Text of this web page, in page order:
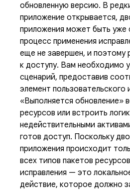
обновленную версию. В
приложение открывается,
приложения может быть уже
процесс применения
еще не завершен, и поэтому
к доступу. Вам необходимо
сценарий, предоставив
элемент пользовательского
«Выполняется обновление»
ресурсов или встроить
недействительными
готов доступ. Поскольку
приложения происходит
всех типов пакетов
исправления — это
действие, которое должно